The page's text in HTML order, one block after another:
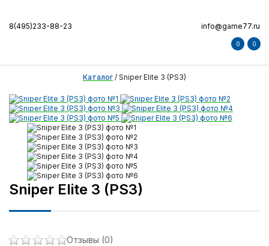
8(495)233-88-23 info@game77.ru
0 0
Каталог / Sniper Elite 3 (PS3)
Sniper Elite 3 (PS3)
Отзывы (0)